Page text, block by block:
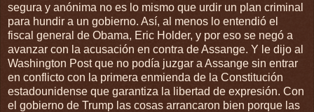
segura y anónima no es lo mismo que urdir un plan criminal
para hundir a un gobierno. Así, al menos lo entendió el
fiscal general de Obama, Eric Holder, y por eso se negó a
avanzar con la acusación en contra de Assange. Y le dijo al
Washington Post que no podía juzgar a Assange sin entrar
en conflicto con la primera enmienda de la Constitución
estadounidense que garantiza la libertad de expresión. Con
el gobierno de Trump las cosas arrancaron bien porque las